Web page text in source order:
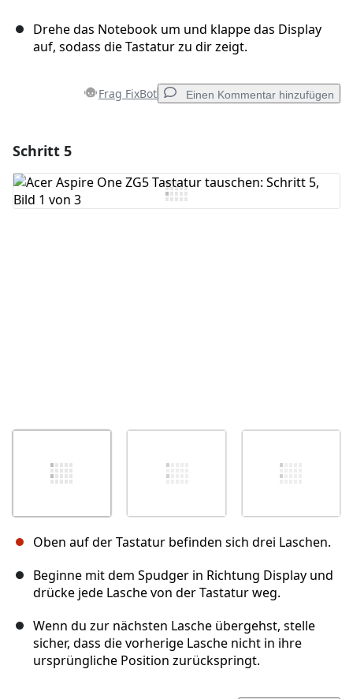
Drehe das Notebook um und klappe das Display
auf, sodass die Tastatur zu dir zeigt.
Frag FixBot Einen Kommentar hinzufügen
Kommentar hinzufügen
Schritt 5
Oben auf der Tastatur befinden sich drei Laschen.
Beginne mit dem Spudger in Richtung Display und
drücke jede Lasche von der Tastatur weg.
Wenn du zur nächsten Lasche übergehst, stelle
sicher, dass die vorherige Lasche nicht in ihre
ursprüngliche Position zurückspringt.